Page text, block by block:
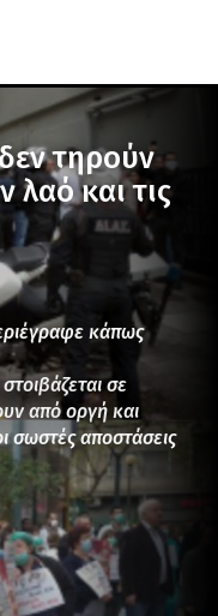
τηρούν
λαό και τις
κάπως
σε
από οργή και
σωστές αποστάσεις